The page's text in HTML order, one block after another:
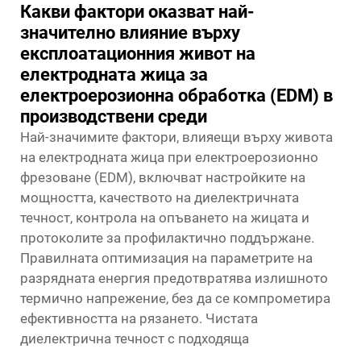
Какви фактори оказват най-
значително влияние върху
експлоатационния живот на
електродната жица за
електроерозионна обработка (EDM) в
производствени среди
Най-значимите фактори, влияещи върху живота
на електродната жица при електроерозионно
фрезоване (EDM), включват настройките на
мощността, качеството на диелектричната
течност, контрола на опъването на жицата и
протоколите за профилактично поддържане.
Правилната оптимизация на параметрите на
разрядната енергия предотвратява излишното
термично напрежение, без да се компрометира
ефективността на рязането. Чистата
диелектрична течност с подходяща